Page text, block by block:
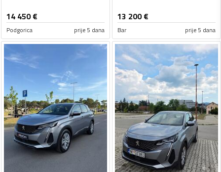
14 450€
Podgorica prije 5 dana
13 200€
Bar prije 5 dana